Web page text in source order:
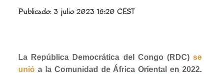
Publicado: 3 julio 2023 16:20 CEST
La República Democrática del Congo (RDC)se
unióa la Comunidad de África Oriental en 2022.